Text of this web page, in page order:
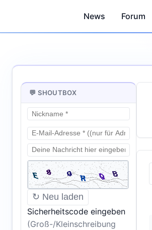
News Forum
💬 SHOUTBOX
↻ Neu laden
Sicherheitscode eingeben
(Groß-/Kleinschreibung